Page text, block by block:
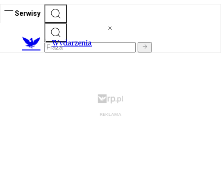
Serwisy
Wydarzenia